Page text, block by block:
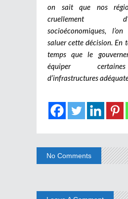
on sait que nos
cruellement
socioéconomiques,
saluer cette décision. En
temps que le
équiper
d’infrastructures
No Comments